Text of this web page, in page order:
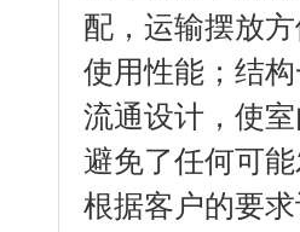
配，运输摆放
使用性能；
流通设计，使
避免了任何可能
根据客户的要求订